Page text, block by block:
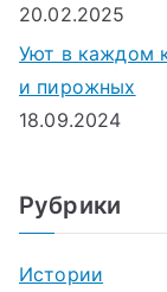
20.02.2025
Уют в каждом
и пирожных
18.09.2024
Рубрики
Истории